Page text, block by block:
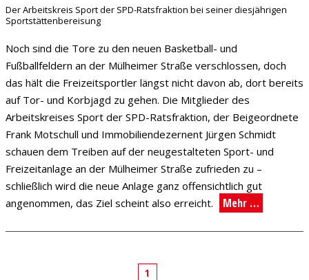
Der Arbeitskreis Sport der SPD-Ratsfraktion bei seiner diesjährigen
Sportstättenbereisung
Noch sind die Tore zu den neuen Basketball- und
Fußballfeldern an der Mülheimer Straße verschlossen, doch
das hält die Freizeitsportler längst nicht davon ab, dort bereits
auf Tor- und Korbjagd zu gehen. Die Mitglieder des
Arbeitskreises Sport der SPD-Ratsfraktion, der Beigeordnete
Frank Motschull und Immobiliendezernent Jürgen Schmidt
schauen dem Treiben auf der neugestalteten Sport- und
Freizeitanlage an der Mülheimer Straße zufrieden zu –
schließlich wird die neue Anlage ganz offensichtlich gut
angenommen, das Ziel scheint also erreicht.
Mehr …
1